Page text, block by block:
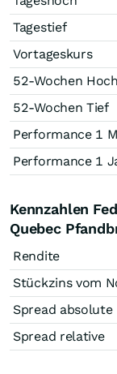
Tagestief
Vortageskurs
52-Wochen Hoch
52-Wochen Tief
Performance 1
Performance 1
Kennzahlen
Quebec
Rendite
Stückzins vom
Spread absolute
Spread relative